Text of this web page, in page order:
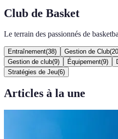
Club de Basket
Le terrain des passionnés de
Entraînement(38) Gestion de Club(20
Gestion de club(9) Équipement(9)
Stratégies de Jeu(6)
Articles à la une